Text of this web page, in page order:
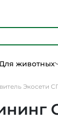
животных
Экосети